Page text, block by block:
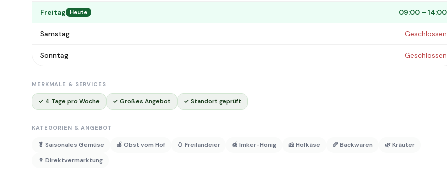
Freitag Heute 09:00 – 14:00
Samstag Geschlossen
Sonntag Geschlossen
MERKMALE & SERVICES
✓ 4 Tage pro Woche ✓ Großes Angebot ✓ Standort geprüft
KATEGORIEN & ANGEBOT
🥬 Saisonales Gemüse 🍎 Obst vom Hof 🥚 Freilandeier 🍯 Imker-Honig 🧀 Hofkäse 🥖 Backwaren
🌿 Kräuter
🍷 Direktvermarktung